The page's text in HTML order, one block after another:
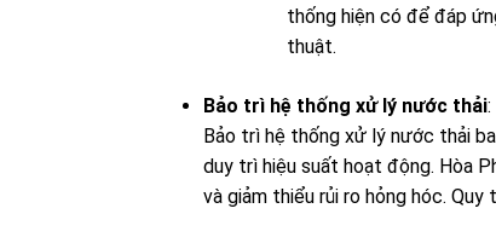
thống hiện có để đáp
thuật.
Bảo trì hệ thống xử lý nước thải:
Bảo trì hệ thống xử lý nước thải
duy trì hiệu suất hoạt động. Hòa
và giảm thiểu rủi ro hỏng hóc.